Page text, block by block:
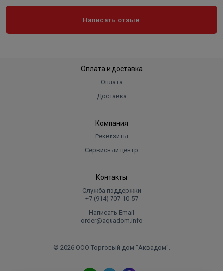
Написать отзыв
Оплата и доставка
Оплата
Доставка
Компания
Реквизиты
Сервисный центр
Контакты
Служба поддержки
+7 (914) 707‑10‑57
Написать Email
order@aquadom.info
© 2026 ООО Торговый дом "Аквадом".
.